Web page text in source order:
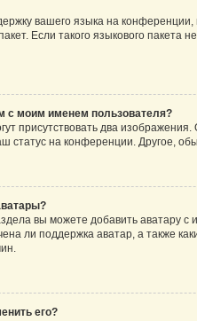
вашего языка на
Если такого языкового
с моим именем пользователя?
присутствовать два
статус на конференции. Другое,
вы можете добавить аватару
ли поддержка аватар, а также
его?